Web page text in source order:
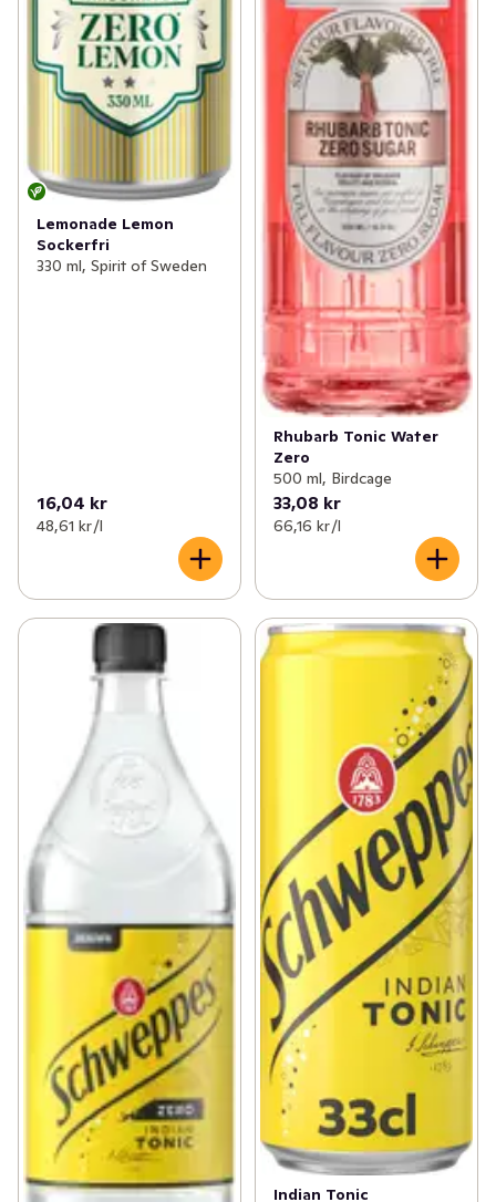
Lemonade Lemon
Sockerfri
330 ml, Spirit of Sweden
16,04 kr
48,61 kr /l
Rhubarb Tonic Water
Zero
500 ml, Birdcage
33,08 kr
66,16 kr /l
Indian Tonic